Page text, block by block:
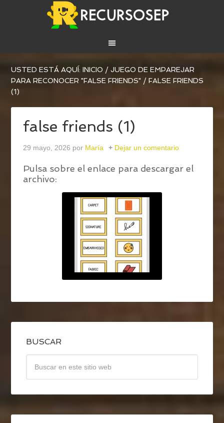
USTED ESTÁ AQUÍ:INICIO / JUEGO DE EMPAREJAR
PARA RECONOCER "FALSE FRIENDS" / FALSE FRIENDS
(1)
false friends (1)
29 mayo, 2026 por María Dejar un comentario
Pulsa sobre el enlace para descargar el
archivo:
BUSCAR